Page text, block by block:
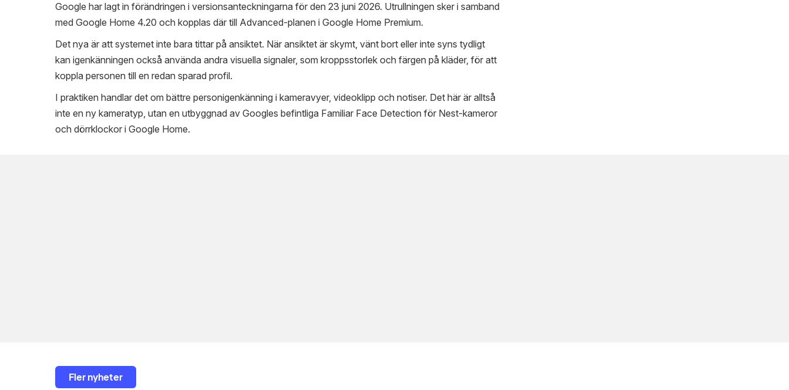
Google har lagt in förändringen i versionsanteckningarna för den 23 juni 2026. Utrullningen sker i samband
med Google Home 4.20 och kopplas där till Advanced-planen i Google Home Premium.
Det nya är att systemet inte bara tittar på ansiktet. När ansiktet är skymt, vänt bort eller inte syns tydligt
kan igenkänningen också använda andra visuella signaler, som kroppsstorlek och färgen på kläder, för att
koppla personen till en redan sparad profil.
I praktiken handlar det om bättre personigenkänning i kameravyer, videoklipp och notiser. Det här är alltså
inte en ny kameratyp, utan en utbyggnad av Googles befintliga Familiar Face Detection för Nest-kameror
och dörrklockor i Google Home.
Fler nyheter